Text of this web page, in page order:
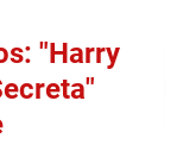
"Harry